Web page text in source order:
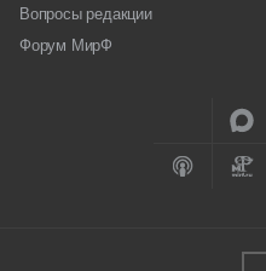
Вопросы редакции
Форум МирФ